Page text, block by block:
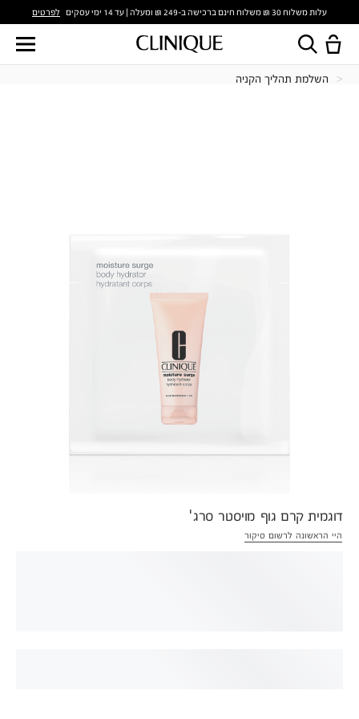
עלות משלוח 30 ₪ משלוח חינם ברכישה ב-249 ₪ ומעלה | עד 14 ימי עסקים לפרטים
השלמת תהליך הקניה
דוגמית קרם גוף מויסטר סרג'
היי הראשונה לרשום סיקור